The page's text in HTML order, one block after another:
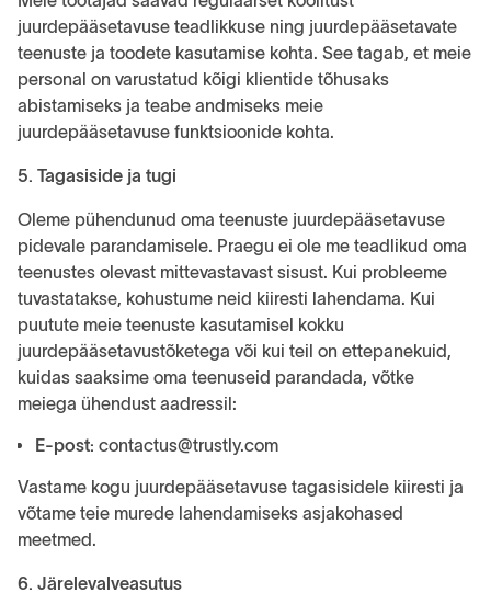
juurdepääsetavuse teadlikkuse ning juurdepääsetavate
teenuste ja toodete kasutamise kohta. See tagab, et meie
personal on varustatud kõigi klientide tõhusaks
abistamiseks ja teabe andmiseks meie
juurdepääsetavuse funktsioonide kohta.
5. Tagasiside ja tugi
Oleme pühendunud oma teenuste juurdepääsetavuse
pidevale parandamisele. Praegu ei ole me teadlikud oma
teenustes olevast mittevastavast sisust. Kui probleeme
tuvastatakse, kohustume neid kiiresti lahendama. Kui
puutute meie teenuste kasutamisel kokku
juurdepääsetavustõketega või kui teil on ettepanekuid,
kuidas saaksime oma teenuseid parandada, võtke
meiega ühendust aadressil:
E-post: contactus@trustly.com
Vastame kogu juurdepääsetavuse tagasisidele kiiresti ja
võtame teie murede lahendamiseks asjakohased
meetmed.
6. Järelevalveasutus